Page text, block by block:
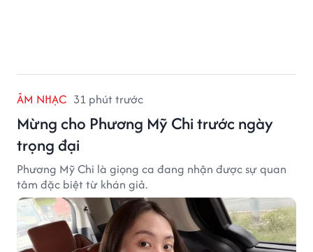
ÂM NHẠC 31 phút trước
Mừng cho Phương Mỹ Chi trước ngày
trọng đại
Phương Mỹ Chi là giọng ca đang nhận được sự quan
tâm đặc biệt từ khán giả.